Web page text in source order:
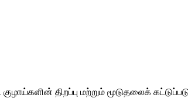
குழாய்களின் திறப்பு மற்றும் மூடுதலைக்